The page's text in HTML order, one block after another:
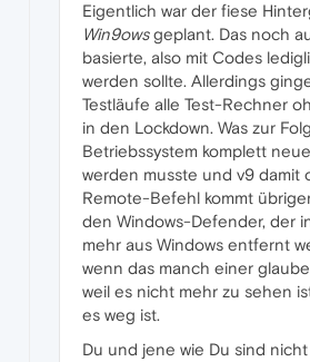
Eigentlich war der fiese
Win9owsgeplant. Das noch
basierte, also mit Codes
werden sollte. Allerdings
Testläufe alle Test-Rechner
in den Lockdown. Was zur
Betriebssystem komplett
werden musste und v9 damit
Remote-Befehl kommt
den Windows-Defender, der
mehr aus Windows entfernt
wenn das manch einer
weil es nicht mehr zu sehen
es weg ist.
Du und jene wie Du sind